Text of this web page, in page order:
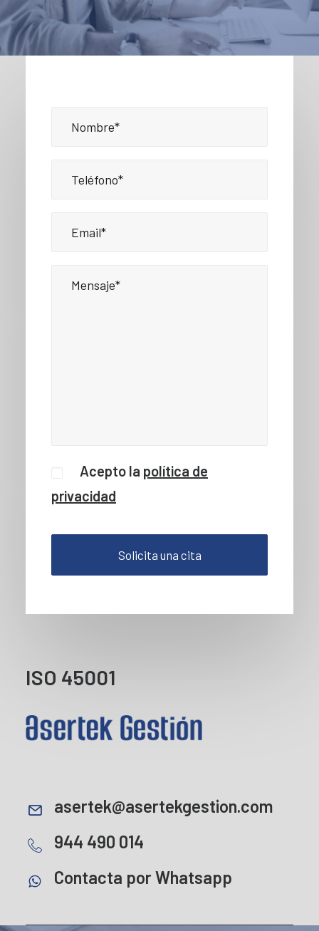
Acepto la política de
privacidad
ISO 45001
asertek@asertekgestion.com
944 490 014
Contacta por Whatsapp